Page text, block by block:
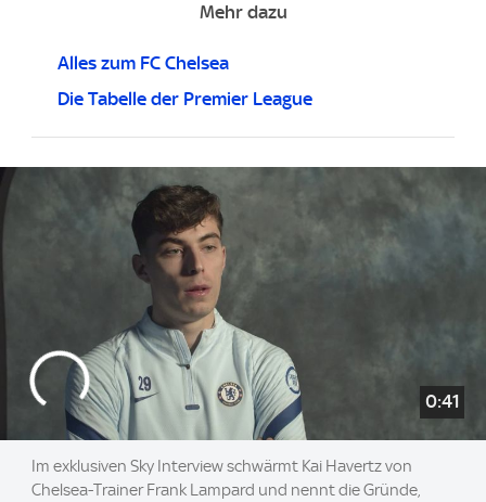
Mehr dazu
Alles zum FC Chelsea
Die Tabelle der Premier League
0:41
Im exklusiven Sky Interview schwärmt Kai Havertz von
Chelsea-Trainer Frank Lampard und nennt die Gründe,